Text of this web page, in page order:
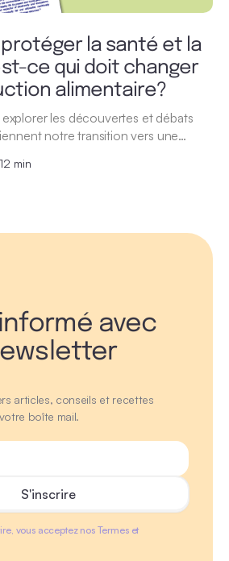
la santé et la
ce qui doit changer
alimentaire?
les découvertes et débats
notre transition vers une…
min
avec
articles, conseils et recettes
boîte mail.
vous acceptez nos Termes et